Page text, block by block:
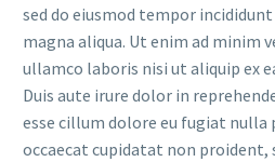
sed do eiusmod tempor
magna aliqua. Ut enim ad minim
ullamco laboris nisi ut aliquip ex
Duis aute irure dolor in
esse cillum dolore eu fugiat nulla
occaecat cupidatat non proident,